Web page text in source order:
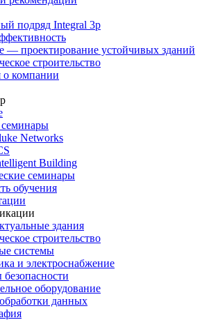
подряд Integral 3p
— проектирование устойчивых зданий
строительство
о компании
Networks
Building
семинары
обучения
здания
строительство
системы
и электроснабжение
оборудование
данных